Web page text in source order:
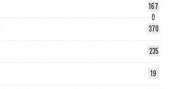
167
0
370
235
19